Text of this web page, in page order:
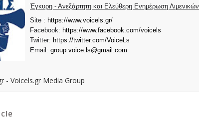
Έγκυρη - Ανεξάρτητη και Ελεύθερη Ενημέρωση Λιμενικών
Site : https://www.voicels.gr/
Facebook: https://www.facebook.com/voicels
Twitter: https://twitter.com/VoiceLs
Email: group.voice.ls@gmail.com
- Voicels.gr Media Group